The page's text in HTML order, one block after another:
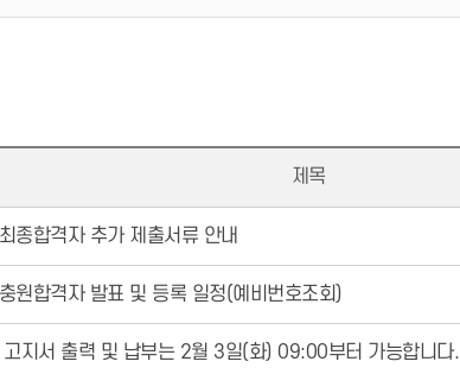
제목
종합격자 추가 제출서류 안내
원합격자 발표 및 등록 일정(예비번호조회)
지서 출력 및 납부는 2월 3일(화) 09:00부터 가능합니다.